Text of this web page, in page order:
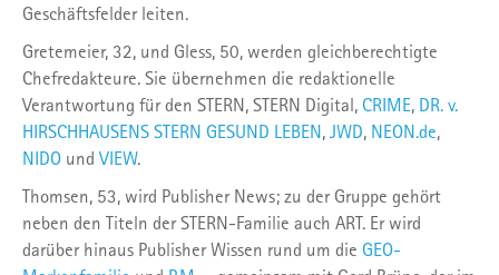
Geschäftsfelder leiten.
Gretemeier, 32, und Gless, 50, werden gleichberechtigte
Chefredakteure. Sie übernehmen die redaktionelle
Verantwortung für den STERN, STERN Digital, CRIME, DR. v.
HIRSCHHAUSENS STERN GESUND LEBEN, JWD, NEON.de,
NIDO undVIEW.
Thomsen, 53, wird Publisher News; zu der Gruppe gehört
neben den Titeln der STERN-Familie auch ART. Er wird
darüber hinaus Publisher Wissen rund um die GEO-